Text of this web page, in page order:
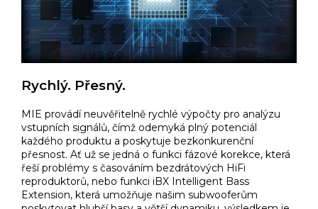
Rychlý. Přesný.
MIE provádí neuvěřitelně rychlé výpočty pro analýzu
vstupních signálů, čímž odemyká plný potenciál
každého produktu a poskytuje bezkonkurenční
přesnost. Ať už se jedná o funkci fázové korekce, která
řeší problémy s časováním bezdrátových HiFi
reproduktorů, nebo funkci iBX Intelligent Bass
Extension, která umožňuje našim subwooferům